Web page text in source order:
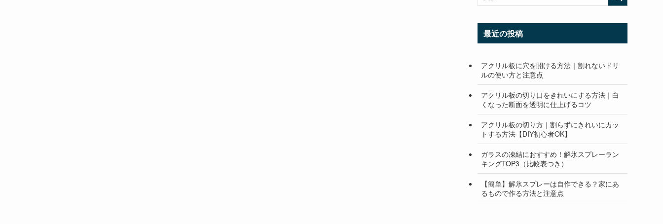
最近の投稿
アクリル板に穴を開ける方法｜割れないドリ
ルの使い方と注意点
アクリル板の切り口をきれいにする方法｜白
くなった断面を透明に仕上げるコツ
アクリル板の切り方｜割らずにきれいにカッ
トする方法【DIY初心者OK】
ガラスの凍結におすすめ！解氷スプレーラン
キングTOP3（比較表つき）
【簡単】解氷スプレーは自作できる？家にあ
るもので作る方法と注意点